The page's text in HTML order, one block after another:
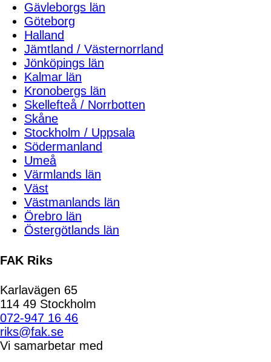
Gävleborgs län
Göteborg
Halland
Jämtland / Västernorrland
Jönköpings län
Kalmar län
Kronobergs län
Skellefteå / Norrbotten
Skåne
Stockholm / Uppsala
Södermanland
Umeå
Värmlands län
Väst
Västmanlands län
Örebro län
Östergötlands län
FAK Riks
Karlavägen 65
114 49 Stockholm
072-947 16 46
riks@fak.se
Vi samarbetar med